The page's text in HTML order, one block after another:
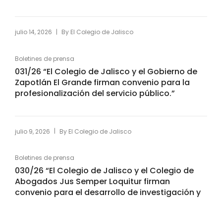
julio 14, 2026 | By El Colegio de Jalisco
Boletines de prensa
031/26 “El Colegio de Jalisco y el Gobierno de
Zapotlán El Grande firman convenio para la
profesionalización del servicio público.”
julio 9, 2026 | By El Colegio de Jalisco
Boletines de prensa
030/26 “El Colegio de Jalisco y el Colegio de
Abogados Jus Semper Loquitur firman
convenio para el desarrollo de investigación y